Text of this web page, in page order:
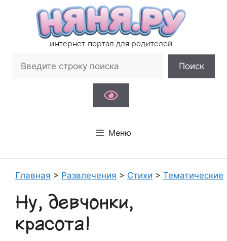
содержимому
интернет-портал для родителей
Поиск
Меню
Главная > Развлечения > Стихи > Тематические
Ну, девчонки,
красота!